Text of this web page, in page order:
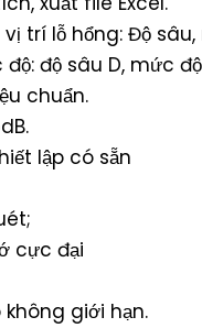
trí lỗ hổng: Độ
độ sâu D, mức
chuẩn.
lập có sẵn
cực đại
giới hạn.